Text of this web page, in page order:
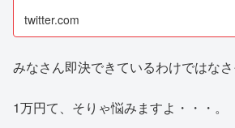
twitter.com
みなさん即決できているわけではなさ
1万円て、そりゃ悩みますよ・・・。